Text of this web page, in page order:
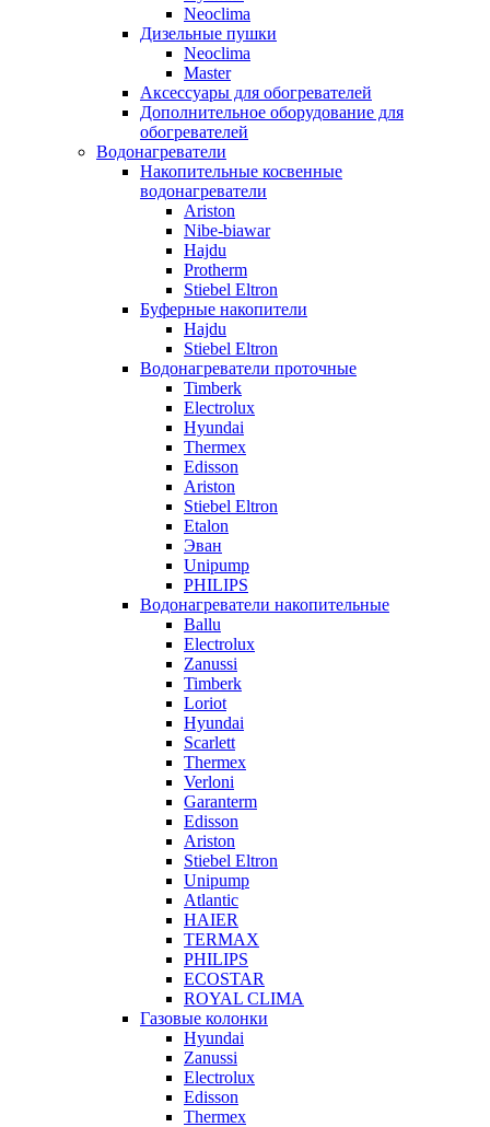
Neoclima
Дизельные пушки
Neoclima
Master
Аксессуары для обогревателей
Дополнительное оборудование для
обогревателей
Водонагреватели
Накопительные косвенные
водонагреватели
Ariston
Nibe-biawar
Hajdu
Protherm
Stiebel Eltron
Буферные накопители
Hajdu
Stiebel Eltron
Водонагреватели проточные
Timberk
Electrolux
Hyundai
Thermex
Edisson
Ariston
Stiebel Eltron
Etalon
Эван
Unipump
PHILIPS
Водонагреватели накопительные
Ballu
Electrolux
Zanussi
Timberk
Loriot
Hyundai
Scarlett
Thermex
Verloni
Garanterm
Edisson
Ariston
Stiebel Eltron
Unipump
Atlantic
HAIER
TERMAX
PHILIPS
ECOSTAR
ROYAL CLIMA
Газовые колонки
Hyundai
Zanussi
Electrolux
Edisson
Thermex